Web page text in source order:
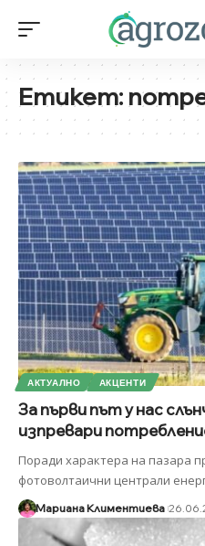
Етикет:
АКТУАЛНО АКЦЕНТИ
За първи път у нас
изпревари
Поради характера на пазара
фотоволтаични централи
Мариана Климентиева